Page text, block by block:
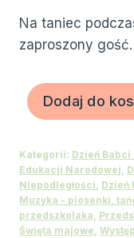
Na taniec
zaproszony gość.
ilość
Polka
-
taniec
w
parach
Dodaj do
Kategorii: Dzień Babci
Edukacji Narodowej,
Niepodległości, Dzień
Muzyka - piosenki,
przedszkolaka,
Święta majowe,